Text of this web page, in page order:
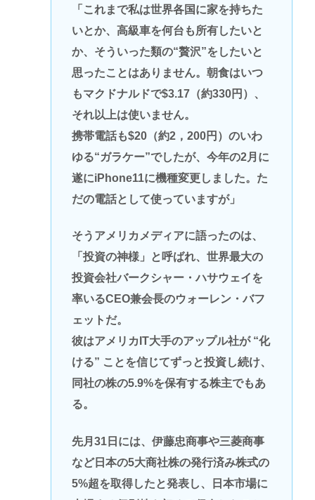
「これまで私は世界各国に家を持ちた
いとか、高級車を何台も所有したいと
か、そういった類の“贅沢”をしたいと
思ったことはありません。朝食はいつ
もマクドナルドで$3.17（約330円）、
それ以上は使いません。
携帯電話も$20（約2，200円）のいわ
ゆる“ガラケー”でしたが、今年の2月に
遂にiPhone11に機種変更しました。た
だの電話として使っていますが」
そうアメリカメディアに語ったのは、
「投資の神様」と呼ばれ、世界最大の
投資会社バークシャー・ハサウェイを
率いるCEO兼会長のウォーレン・バフ
ェットだ。
彼はアメリカIT大手のアップル社が “化
ける” ことを信じてずっと投資し続け、
同社の株の5.9%を保有する株主でもあ
る。
先月31日には、伊藤忠商事や三菱商事
など日本の5大商社株の発行済み株式の
5%超を取得したと発表し、日本市場に